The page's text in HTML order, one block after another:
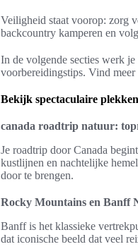
Veiligheid staat voorop: zorg
backcountry kamperen en
In de volgende secties werk
voorbereidingstips. Vind
Bekijk spectaculaire
canada roadtrip natuur:
Je roadtrip door Canada
kustlijnen en nachtelijke
door te brengen.
Rocky Mountains en Banff
Banff is het klassieke
dat iconische beeld dat veel